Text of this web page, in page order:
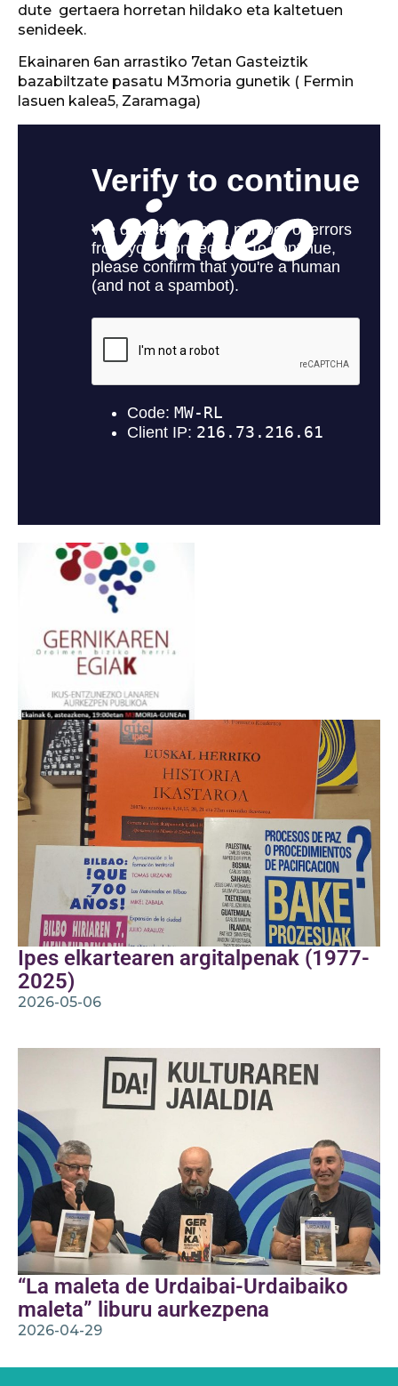
dute gertaera horretan hildako eta kaltetuen
senideek.
Ekainaren 6an arrastiko 7etan Gasteiztik
bazabiltzate pasatu M3moria gunetik ( Fermin
lasuen kalea5, Zaramaga)
Ipes elkartearen argitalpenak (1977-
2025)
2026-05-06
“La maleta de Urdaibai-Urdaibaiko
maleta” liburu aurkezpena
2026-04-29